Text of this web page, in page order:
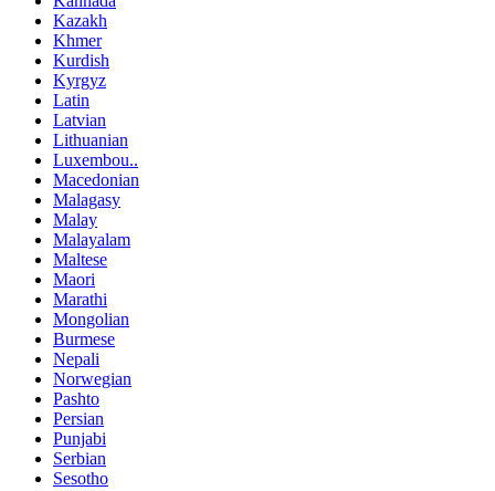
Kazakh
Khmer
Kurdish
Kyrgyz
Latin
Latvian
Lithuanian
Luxembou..
Macedonian
Malagasy
Malay
Malayalam
Maltese
Maori
Marathi
Mongolian
Burmese
Nepali
Norwegian
Pashto
Persian
Punjabi
Serbian
Sesotho